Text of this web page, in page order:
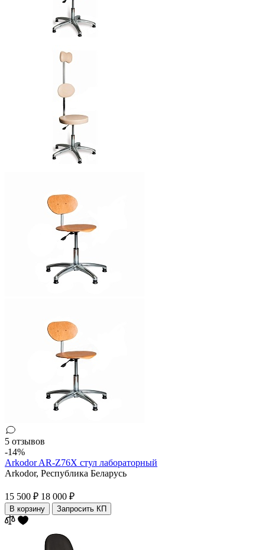
5 отзывов
-14%
Arkodor AR-Z76X стул лабораторный
Arkodor, Республика Беларусь
15 500 ₽ 18 000 ₽
В корзину Запросить КП